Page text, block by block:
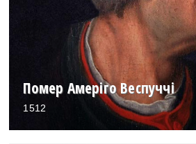
Помер Амеріго Веспуччі
1512